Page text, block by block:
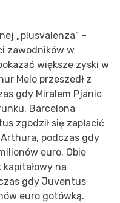
„plusvalenza” –
zawodników w
większe zyski w
Melo przeszedł z
gdy Miralem Pjanic
Barcelona
zgodził się zapłacić
podczas gdy
euro. Obie
na
gdy Juventus
euro gotówką.